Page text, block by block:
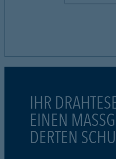
IHR
EINEN
DERTEN